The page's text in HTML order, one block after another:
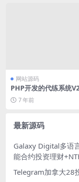
网站源码
PHP开发的代练系统
源码 附带搭建和对接
7 年前
最新源码
Galaxy Digital多语
能合约投资理财
Telegram加拿大28